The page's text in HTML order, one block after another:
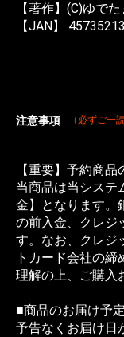
【著作】(C)ゆで
【JAN】
注意事項 （必ずご一
【重要】予約商
当商品は当システ
金】となります。
の前入金、クレジ
す。なお、クレジ
トカード会社の
理解の上、ご購入
■商品のお届け予
予告なくお届け日